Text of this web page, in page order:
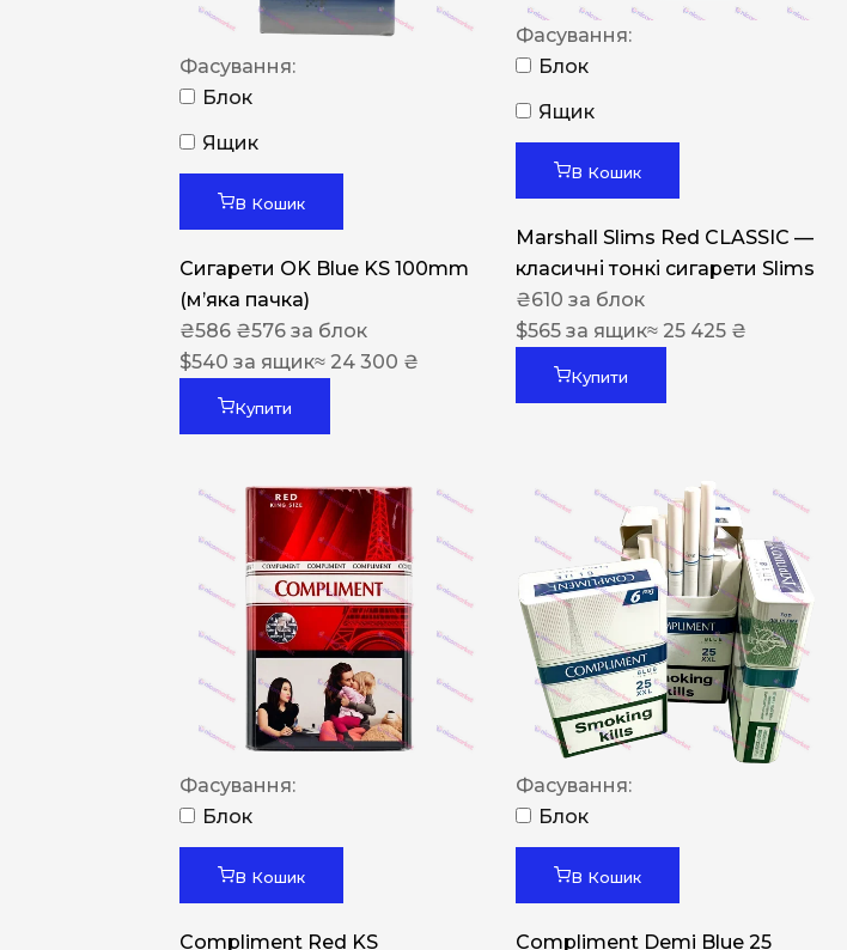
Italian Blend 821
Arizona
Cigaronne
Сигарети LD
Фасування:
Блок
Ящик
В Кошик
Сигарети OK Blue KS 100mm
(м’яка пачка)
₴586 ₴576 за блок
$540 за ящик≈ 24 300 ₴
Купити
Фасування:
Блок
Ящик
В Кошик
Marshall Slims Red CLASSIC —
класичні тонкі сигарети Slims
₴610 за блок
$565 за ящик≈ 25 425 ₴
Купити
Фасування:
Блок
В Кошик
Compliment Red KS
Фасування:
Блок
В Кошик
Compliment Demi Blue 25